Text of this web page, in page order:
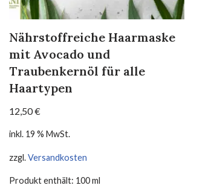
Nährstoffreiche Haarmaske
mit Avocado und
Traubenkernöl für alle
Haartypen
12,50€
inkl. 19 % MwSt.
zzgl.Versandkosten
Produkt enthält: 100ml